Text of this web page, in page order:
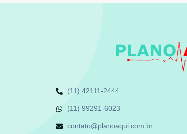
(11) 42111-2444
(11) 99291-6023
contato@planoaqui.com.br